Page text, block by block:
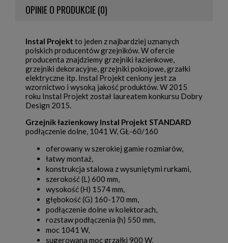
OPINIE O PRODUKCIE (0)
Instal Projekt to jeden z najbardziej uznanych
polskich producentów grzejników. W ofercie
producenta znajdziemy grzejniki łazienkowe,
grzejniki dekoracyjne, grzejniki pokojowe, grzałki
elektryczne itp. Instal Projekt ceniony jest za
wzornictwo i wysoką jakość produktów. W 2015
roku Instal Projekt został laureatem konkursu Dobry
Design 2015.
Grzejnik łazienkowy Instal Projekt STANDARD
podłączenie dolne, 1041 W, GŁ-60/160
oferowany w szerokiej gamie rozmiarów,
łatwy montaż,
konstrukcja stalowa z wysuniętymi rurkami,
szerokość (L) 600 mm,
wysokość (H) 1574 mm,
głębokość (G) 160-170 mm,
podłączenie dolne w kolektorach,
rozstaw podłączenia (h) 550 mm,
moc 1041 W,
sugerowana moc grzałki 900 W,